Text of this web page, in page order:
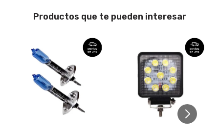
Productos que te pueden interesar